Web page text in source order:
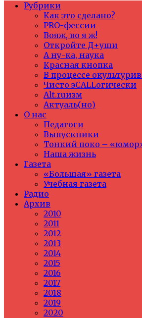
Рубрики
Как это сделано?
PRO-фессии
Вояж, во я ж!
Откройте Д+уши
А ну-ка, наука
Красная кнопка
В процессе
Чисто эCALLогически
Alt.ruизм
Актуаль(но)
О нас
Педагоги
Выпускники
Тонкий поко –
Наша жизнь
Газета
«Большая» газета
Учебная газета
Радио
Архив
2010
2011
2012
2013
2014
2015
2016
2017
2018
2019
2020